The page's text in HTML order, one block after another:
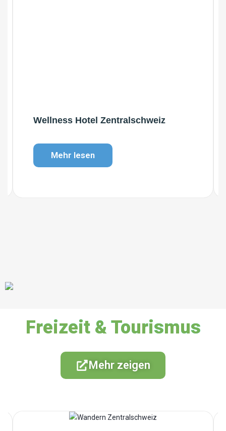
Wellness Hotel Zentralschweiz
Mehr lesen
Freizeit & Tourismus
Mehr zeigen